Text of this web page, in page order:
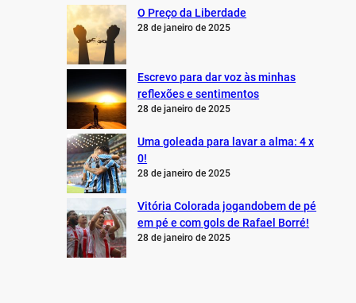
O Preço da Liberdade
28 de janeiro de 2025
Escrevo para dar voz às minhas
reflexões e sentimentos
28 de janeiro de 2025
Uma goleada para lavar a alma: 4 x
0!
28 de janeiro de 2025
Vitória Colorada jogandobem de pé
em pé e com gols de Rafael Borré!
28 de janeiro de 2025